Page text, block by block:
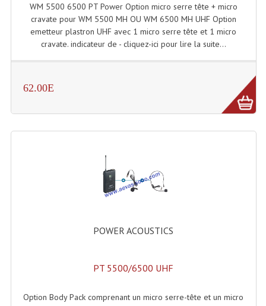
Lecteurs Double Cd Mixage Intégrée
Lecteurs Double Cd MP3
Enregistreur Numérique
Platines Dvd Pour Dj
Platines Cassettes
Microphones Scène Et Studio
Micro Sans Fil HF UHF 800MHZ
WM 5500 6500 PT Power Option micro serre tête + micro
cravate pour WM 5500 MH OU WM 6500 MH UHF Option
emetteur plastron UHF avec 1 micro serre tête et 1 micro
cravate. indicateur de - cliquez-ici pour lire la suite...
62.00E
POWER ACOUSTICS
PT 5500/6500 UHF
Option Body Pack comprenant un micro serre-tête et un micro